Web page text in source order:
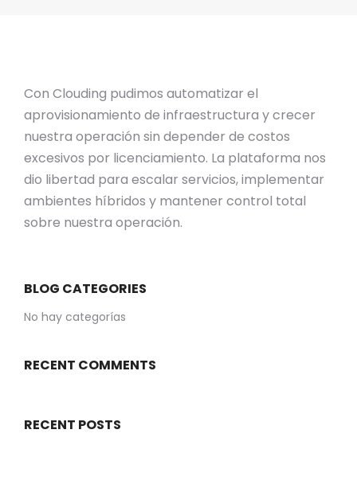
Con Clouding pudimos automatizar el
aprovisionamiento de infraestructura y crecer
nuestra operación sin depender de costos
excesivos por licenciamiento. La plataforma nos
dio libertad para escalar servicios, implementar
ambientes híbridos y mantener control total
sobre nuestra operación.
BLOG CATEGORIES
No hay categorías
RECENT COMMENTS
RECENT POSTS